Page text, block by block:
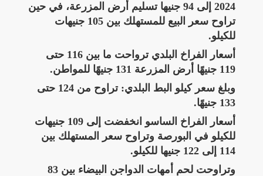
2024 إلى 94 جنيها تسليم أرض المزرعة، في حين
تراوح سعر البيع للمستهلك بين 105 جنيهات
للكيلو.
أسعار الفراخ البلدي ترواحت ما بين 116 حتى
119 جنيهًا أرض المزرعة 131 جنيهًا للمواطن.
وبلغ سعر كيلو البط البلدي: تراوح من 124 حتى
133 جنيهًا.
أسعار الفراخ الساسو انخفضت إلى 109 جنيهات
للكيلو في البورصة وتراوح سعر المستهلك بين
114 إلى 122 جنيها للكيلو.
وتراوحت لحم أمهات الدواجن البيضاء بين 83